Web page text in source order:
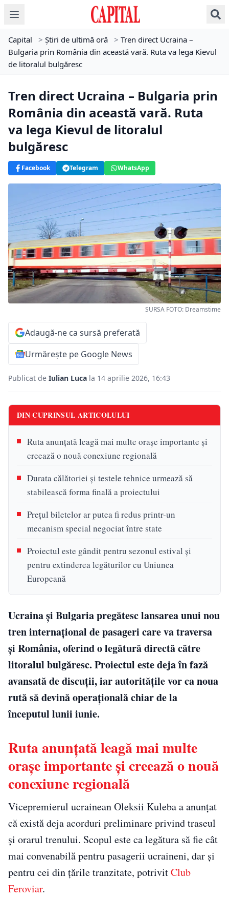
Capital > Știri de ultimă oră > Tren direct Ucraina –
Bulgaria prin România din această vară. Ruta va lega Kievul
de litoralul bulgăresc
Tren direct Ucraina – Bulgaria prin
România din această vară. Ruta
va lega Kievul de litoralul
bulgăresc
Facebook Telegram WhatsApp
SURSA FOTO: Dreamstime
Adaugă-ne ca sursă preferată
Urmărește pe Google News
Publicat de Iulian Luca la 14 aprilie 2026, 16:43
DIN CUPRINSUL ARTICOLULUI
Ruta anunțată leagă mai multe orașe importante și
creează o nouă conexiune regională
Durata călătoriei și testele tehnice urmează să
stabilească forma finală a proiectului
Prețul biletelor ar putea fi redus printr-un
mecanism special negociat între state
Proiectul este gândit pentru sezonul estival și
pentru extinderea legăturilor cu Uniunea
Europeană
Ucraina și Bulgaria pregătesc lansarea unui nou
tren internațional de pasageri care va traversa
și România, oferind o legătură directă către
litoralul bulgăresc. Proiectul este deja în fază
avansată de discuții, iar autoritățile vor ca noua
rută să devină operațională chiar de la
începutul lunii iunie.
Ruta anunțată leagă mai multe
orașe importante și creează o nouă
conexiune regională
Vicepremierul ucraineanOleksii Kulebaa anunțat
că există deja acorduri preliminare privind traseul
și orarul trenului. Scopul este ca legătura să fie cât
mai convenabilă pentru pasagerii ucraineni, dar și
pentru cei din țările tranzitate, potrivitClub
Feroviar.